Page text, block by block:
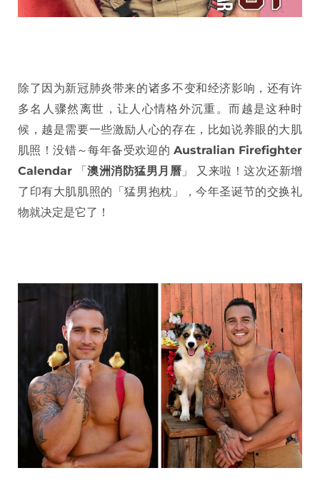
除了因为新冠肺炎带来的诸多不变和经济影响，还有许
多名人骤然离世，让人心情格外沉重。而越是这种时
候，越是需要一些激励人心的存在，比如说养眼的大肌
肌照！没错～每年备受欢迎的 Australian Firefighter
Calendar 「澳洲消防猛男月曆 」 又来啦！这次还新增
了印有大肌肌照的「猛男抱枕」，今年圣诞节的交换礼
物就决定是它了！